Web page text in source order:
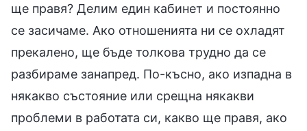
ще правя? Делим един кабинет и постоянно
се засичаме. Ако отношенията ни се охладят
прекалено, ще бъде толкова трудно да се
разбираме занапред. По-късно, ако изпадна в
някакво състояние или срещна някакви
проблеми в работата си, какво ще правя, ако